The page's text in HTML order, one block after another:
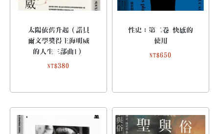
太陽依舊升起（諾貝
爾文學獎得主海明威
的人生三部曲I）
NT$380
性史：第二卷 快感的
使用
NT$650